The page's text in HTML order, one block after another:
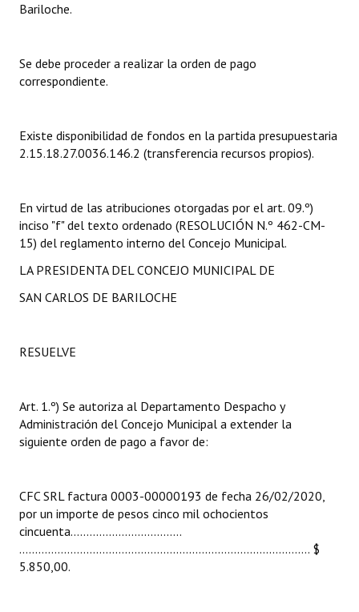
Comunicaciones
Resoluciones
INSTITUCIONAL
Noticias Destacadas
Registros y Distinciones
Audiencias Públicas - Registro
Periodistas Decanos - Registro
Ciudadano Ilustre - Registro
Huéspedes de Honor - Registro
Reconocimientos - Registro
Bariloche.
Se debe proceder a realizar la orden de pago
correspondiente.
Existe disponibilidad de fondos en la partida presupuestaria
2.15.18.27.0036.146.2 (transferencia recursos propios).
En virtud de las atribuciones otorgadas por el art. 09.º)
inciso "f" del texto ordenado (RESOLUCIÓN N.º 462-CM-
15) del reglamento interno del Concejo Municipal.
LA PRESIDENTA DEL CONCEJO MUNICIPAL DE
SAN CARLOS DE BARILOCHE
RESUELVE
Art. 1.º) Se autoriza al Departamento Despacho y
Administración del Concejo Municipal a extender la
siguiente orden de pago a favor de:
CFC SRL factura 0003-00000193 de fecha 26/02/2020,
por un importe de pesos cinco mil ochocientos
cincuenta...................................
………………………………....................................................... $
5.850,00.